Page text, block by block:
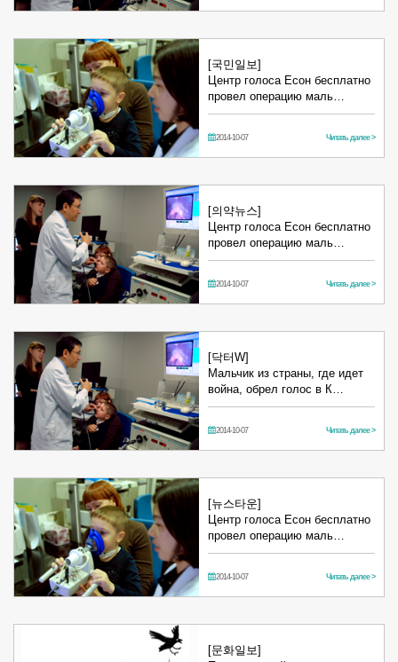
[국민일보]
Центр голоса Есон бесплатно
провел операцию маль…
2014-10-07 Читать далее >
[의약뉴스]
Центр голоса Есон бесплатно
провел операцию маль…
2014-10-07 Читать далее >
[닥터W]
Мальчик из страны, где идет
война, обрел голос в К…
2014-10-07 Читать далее >
[뉴스타운]
Центр голоса Есон бесплатно
провел операцию маль…
2014-10-07 Читать далее >
[문화일보]